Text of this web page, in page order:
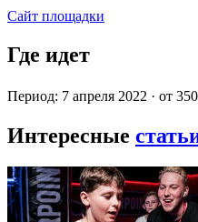
Сайт площадки
Где идет
Период: 7 апреля 2022 · от
Интересные